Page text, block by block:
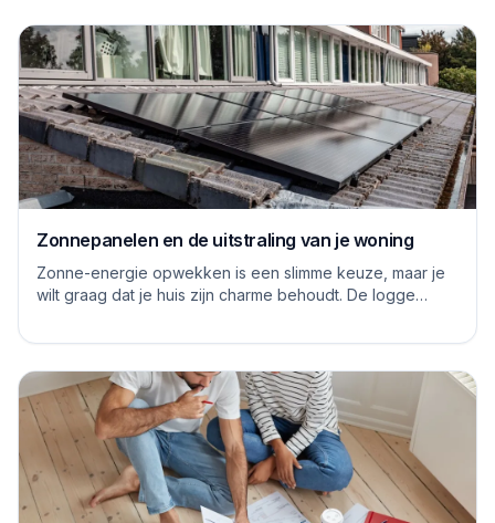
Zonnepanelen en de uitstraling van je woning
Zonne-energie opwekken is een slimme keuze, maar je
wilt graag dat je huis zijn charme behoudt. De logge